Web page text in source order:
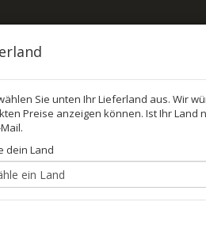
Sie unten Ihr Lieferland aus. Wir
Preise anzeigen können. Ist Ihr Land
dein Land